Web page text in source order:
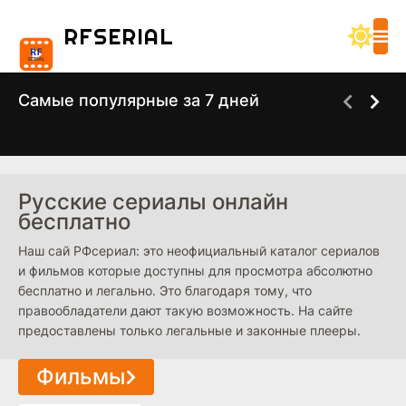
RFSERIAL
Самые популярные за 7 дней
Русские сериалы онлайн
бесплатно
Наш сай РФсериал: это неофициальный каталог сериалов
и фильмов которые доступны для просмотра абсолютно
бесплатно и легально. Это благодаря тому, что
правообладатели дают такую возможность. На сайте
предоставлены только легальные и законные плееры.
Фильмы